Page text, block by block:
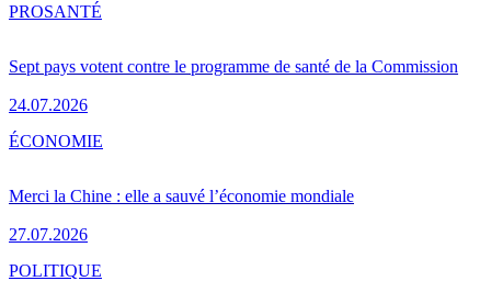
Sept pays votent contre le programme de santé de la Commission
24.07.2026
PROSANTÉ
Merci la Chine : elle a sauvé l’économie mondiale
27.07.2026
ÉCONOMIE
POLITIQUE